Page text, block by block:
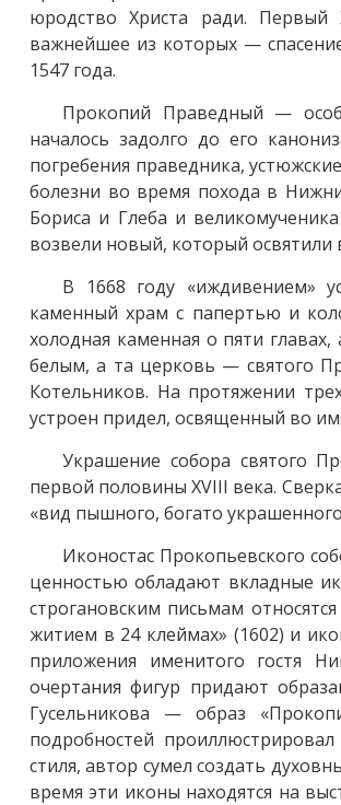
юродство Христа ради. Первый
важнейшее из которых —
1547 года.
Прокопий Праведный —
началось задолго до его
погребения праведника,
болезни во время похода в
Бориса и Глеба и
возвели новый, который освятили
В 1668 году «иждивением»
каменный храм с папертью и
холодная каменная о пяти
белым, а та церковь — святого
Котельников. На протяжении
устроен придел, освященный во
Украшение собора святого
первой половины XVIII века.
«вид пышного, богато
Иконостас Прокопьевского
ценностью обладают вкладные
строгановским письмам
житием в 24 клеймах» (1602) и
приложения именитого гостя
очертания фигур придают
Гусельникова — образ
подробностей
стиля, автор сумел создать
время эти иконы находятся на